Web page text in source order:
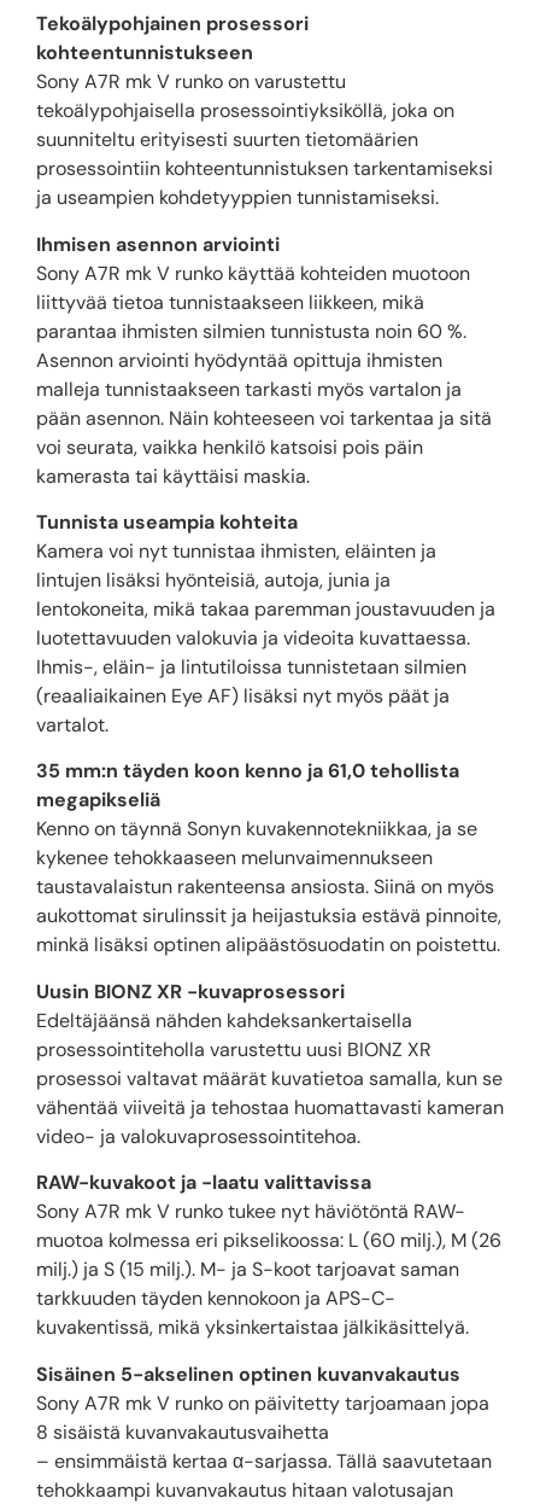
Tekoälypohjainen prosessori
kohteentunnistukseen
Sony A7R mk V runko on varustettu
tekoälypohjaisella prosessointiyksiköllä, joka on
suunniteltu erityisesti suurten tietomäärien
prosessointiin kohteentunnistuksen tarkentamiseksi
ja useampien kohdetyyppien tunnistamiseksi.
Ihmisen asennon arviointi
Sony A7R mk V runko käyttää kohteiden muotoon
liittyvää tietoa tunnistaakseen liikkeen, mikä
parantaa ihmisten silmien tunnistusta noin 60 %.
Asennon arviointi hyödyntää opittuja ihmisten
malleja tunnistaakseen tarkasti myös vartalon ja
pään asennon. Näin kohteeseen voi tarkentaa ja sitä
voi seurata, vaikka henkilö katsoisi pois päin
kamerasta tai käyttäisi maskia.
Tunnista useampia kohteita
Kamera voi nyt tunnistaa ihmisten, eläinten ja
lintujen lisäksi hyönteisiä, autoja, junia ja
lentokoneita, mikä takaa paremman joustavuuden ja
luotettavuuden valokuvia ja videoita kuvattaessa.
Ihmis-, eläin- ja lintutiloissa tunnistetaan silmien
(reaaliaikainen Eye AF) lisäksi nyt myös päät ja
vartalot.
35 mm:n täyden koon kenno ja 61,0 tehollista
megapikseliä
Kenno on täynnä Sonyn kuvakennotekniikkaa, ja se
kykenee tehokkaaseen melunvaimennukseen
taustavalaistun rakenteensa ansiosta. Siinä on myös
aukottomat sirulinssit ja heijastuksia estävä pinnoite,
minkä lisäksi optinen alipäästösuodatin on poistettu.
Uusin BIONZ XR -kuvaprosessori
Edeltäjäänsä nähden kahdeksankertaisella
prosessointiteholla varustettu uusi BIONZ XR
prosessoi valtavat määrät kuvatietoa samalla, kun se
vähentää viiveitä ja tehostaa huomattavasti kameran
video- ja valokuvaprosessointitehoa.
RAW-kuvakoot ja -laatu valittavissa
Sony A7R mk V runko tukee nyt häviötöntä RAW-
muotoa kolmessa eri pikselikoossa: L (60 milj.), M (26
milj.) ja S (15 milj.). M- ja S-koot tarjoavat saman
tarkkuuden täyden kennokoon ja APS-C-
kuvakentissä, mikä yksinkertaistaa jälkikäsittelyä.
Sisäinen 5-akselinen optinen kuvanvakautus
Sony A7R mk V runko on päivitetty tarjoamaan jopa
8 sisäistä kuvanvakautusvaihetta
– ensimmäistä kertaa α-sarjassa. Tällä saavutetaan
tehokkaampi kuvanvakautus hitaan valotusajan